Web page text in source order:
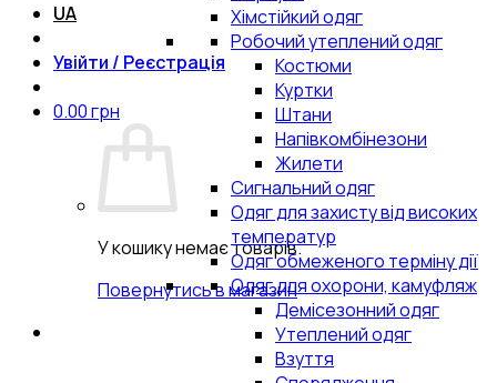
UA
Увійти / Реєстрація
0.00грн
У кошику немає товарів.
Повернутись в магазин
Хімстійкий одяг
Робочий утеплений одяг
Костюми
Куртки
Штани
Напівкомбінезони
Жилети
Сигнальний одяг
Одяг для захисту від високих
температур
Одяг обмеженого терміну дії
Одяг для охорони, камуфляж
Демісезонний одяг
Утеплений одяг
Взуття